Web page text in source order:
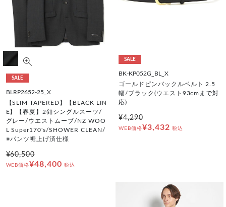
SALE
BLRP2652-25_X
【SLIM TAPERED】【BLACK LIN
E】【春夏】2釦シングルスーツ/
グレー/ウエストムーブ/NZ WOO
L Super170's/SHOWER CLEAN/
※パンツ裾上げ済仕様
¥60,500
WEB価格¥48,400 税込
SALE
BK-KP052G_BL_X
ゴールドピンバックルベルト 2.5
幅/ブラック(ウエスト93cmまで対
応)
¥4,290
WEB価格¥3,432 税込